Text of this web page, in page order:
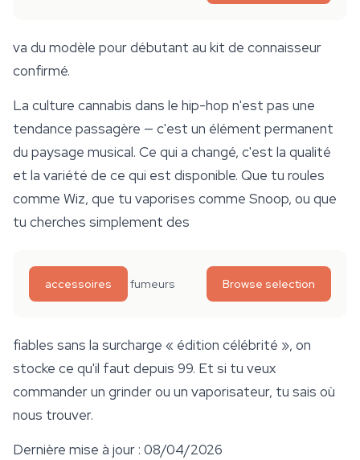
va du modèle pour débutant au kit de connaisseur
confirmé.
La culture cannabis dans le hip-hop n'est pas une
tendance passagère — c'est un élément permanent
du paysage musical. Ce qui a changé, c'est la qualité
et la variété de ce qui est disponible. Que tu roules
comme Wiz, que tu vaporises comme Snoop, ou que
tu cherches simplement des
accessoires fumeurs Browse selection
fiables sans la surcharge « édition célébrité », on
stocke ce qu'il faut depuis 99. Et si tu veux
commander un grinder ou un vaporisateur, tu sais où
nous trouver.
Dernière mise à jour : 08/04/2026